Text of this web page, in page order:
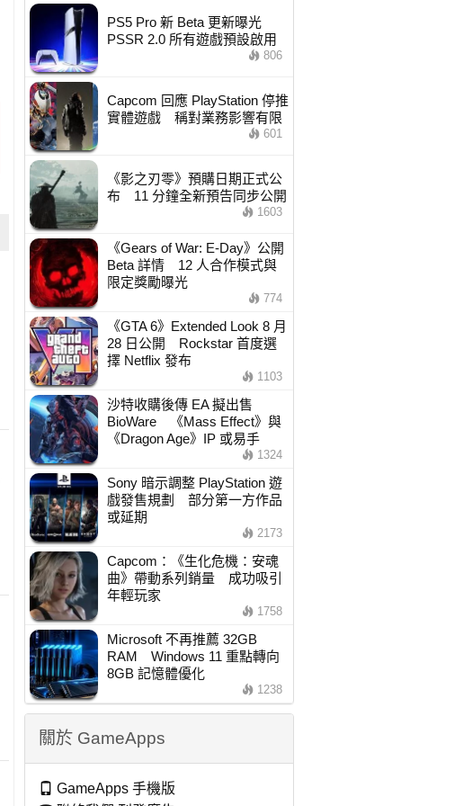
PS5 Pro 新 Beta 更新曝光
PSSR 2.0 所有遊戲預設啟用
806
Capcom 回應 PlayStation 停推
實體遊戲 稱對業務影響有限
601
《影之刃零》預購日期正式公
布 11 分鐘全新預告同步公開
1603
《Gears of War: E-Day》公開
Beta 詳情 12 人合作模式與
限定獎勵曝光
774
《GTA 6》Extended Look 8 月
28 日公開 Rockstar 首度選
擇 Netflix 發布
1103
沙特收購後傳 EA 擬出售
BioWare 《Mass Effect》與
《Dragon Age》IP 或易手
1324
Sony 暗示調整 PlayStation 遊
戲發售規劃 部分第一方作品
或延期
2173
Capcom：《生化危機：安魂
曲》帶動系列銷量 成功吸引
年輕玩家
1758
Microsoft 不再推薦 32GB
RAM Windows 11 重點轉向
8GB 記憶體優化
1238
關於 GameApps
GameApps 手機版